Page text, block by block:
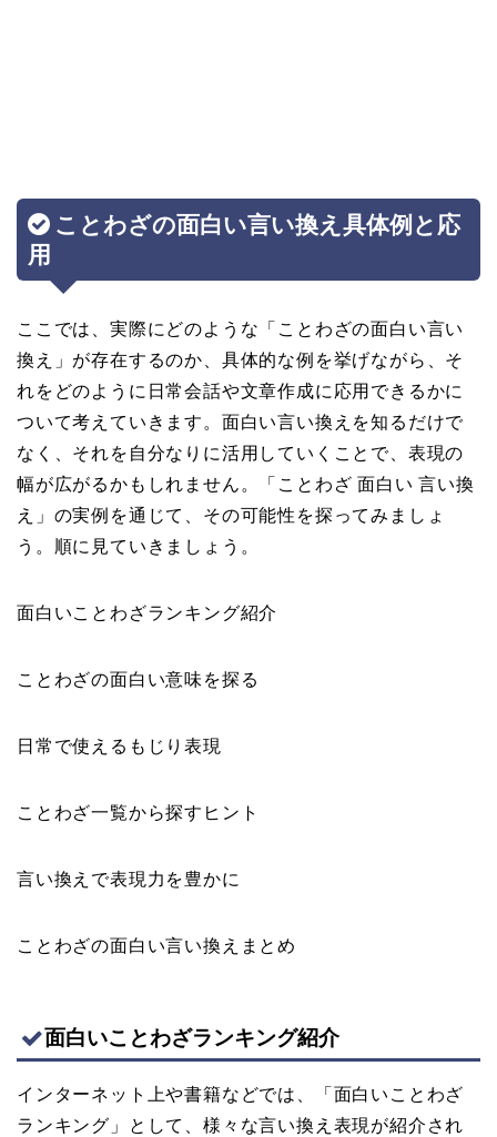
ことわざの面白い言い換え具体例と応
用
ここでは、実際にどのような「ことわざの面白い言い
換え」が存在するのか、具体的な例を挙げながら、そ
れをどのように日常会話や文章作成に応用できるかに
ついて考えていきます。面白い言い換えを知るだけで
なく、それを自分なりに活用していくことで、表現の
幅が広がるかもしれません。「ことわざ 面白い 言い換
え」の実例を通じて、その可能性を探ってみましょ
う。順に見ていきましょう。
面白いことわざランキング紹介
ことわざの面白い意味を探る
日常で使えるもじり表現
ことわざ一覧から探すヒント
言い換えで表現力を豊かに
ことわざの面白い言い換えまとめ
面白いことわざランキング紹介
インターネット上や書籍などでは、「面白いことわざ
ランキング」として、様々な言い換え表現が紹介され